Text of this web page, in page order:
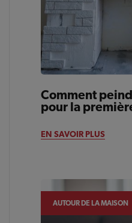
Comment
pour la
EN SAVOIR PLUS
AUTOUR DE LA MAISON